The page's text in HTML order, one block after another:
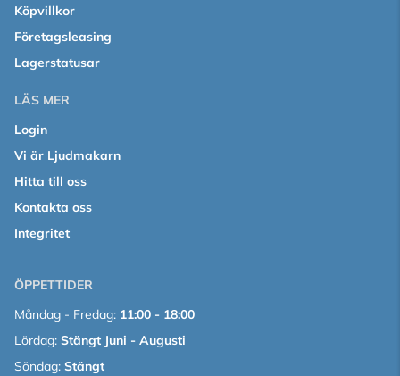
Köpvillkor
Företagsleasing
Lagerstatusar
LÄS MER
Login
Vi är Ljudmakarn
Hitta till oss
Kontakta oss
Integritet
ÖPPETTIDER
Måndag - Fredag: 11:00 - 18:00
Lördag: Stängt Juni - Augusti
Söndag: Stängt